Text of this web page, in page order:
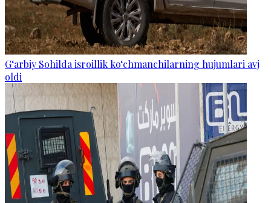
G‘arbiy Sohilda isroillik ko‘chmanchilarning hujumlari avj
oldi